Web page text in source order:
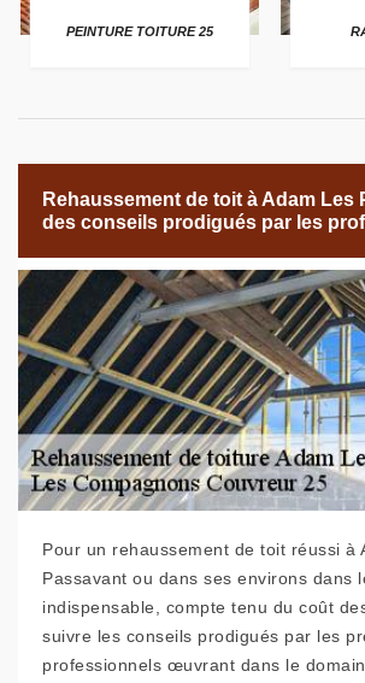
PEINTURE TOITURE 25
Rehaussement de toit à Adam Les
des conseils prodigués par les
Pour un rehaussement de toit réussi à
Passavant ou dans ses environs dans
indispensable, compte tenu du coût
suivre les conseils prodigués par les
professionnels œuvrant dans le